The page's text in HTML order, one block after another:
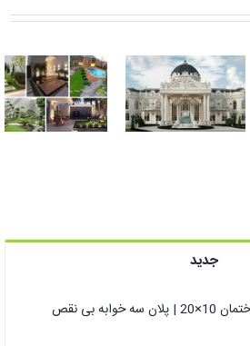
حیاط سازی ویلا
لوکس دبی |
زیباترین محوطه
سازی ویلا
نمای ساختمان
رومی و محوطه
سازی ویلا
لوکس دبی
جدید
بی نقص